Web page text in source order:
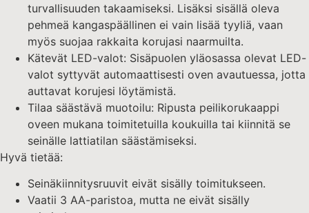
turvallisuuden takaamiseksi. Lisäksi sisällä oleva
pehmeä kangaspäällinen ei vain lisää tyyliä, vaan
myös suojaa rakkaita korujasi naarmuilta.
Kätevät LED-valot: Sisäpuolen yläosassa olevat LED-
valot syttyvät automaattisesti oven avautuessa, jotta
auttavat korujesi löytämistä.
Tilaa säästävä muotoilu: Ripusta peilikorukaappi
oveen mukana toimitetuilla koukuilla tai kiinnitä se
seinälle lattiatilan säästämiseksi.
Hyvä tietää:
Seinäkiinnitysruuvit eivät sisälly toimitukseen.
Vaatii 3 AA-paristoa, mutta ne eivät sisälly